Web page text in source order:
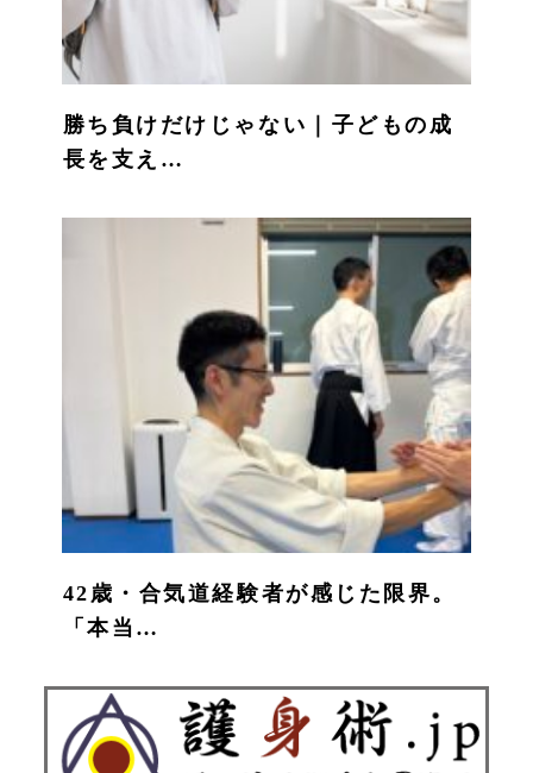
勝ち負けだけじゃない｜子どもの成
長を支え…
42歳・合気道経験者が感じた限界。
「本当…